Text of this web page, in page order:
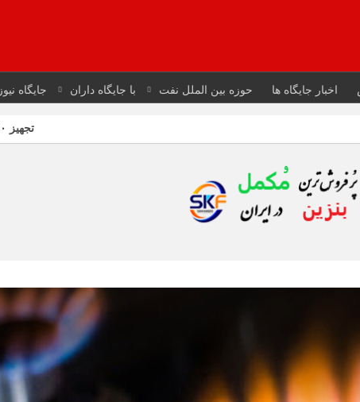
اخبار جایگاه ها حوزه بین الملل نفت با جایگاه داران جایگاه نیوز